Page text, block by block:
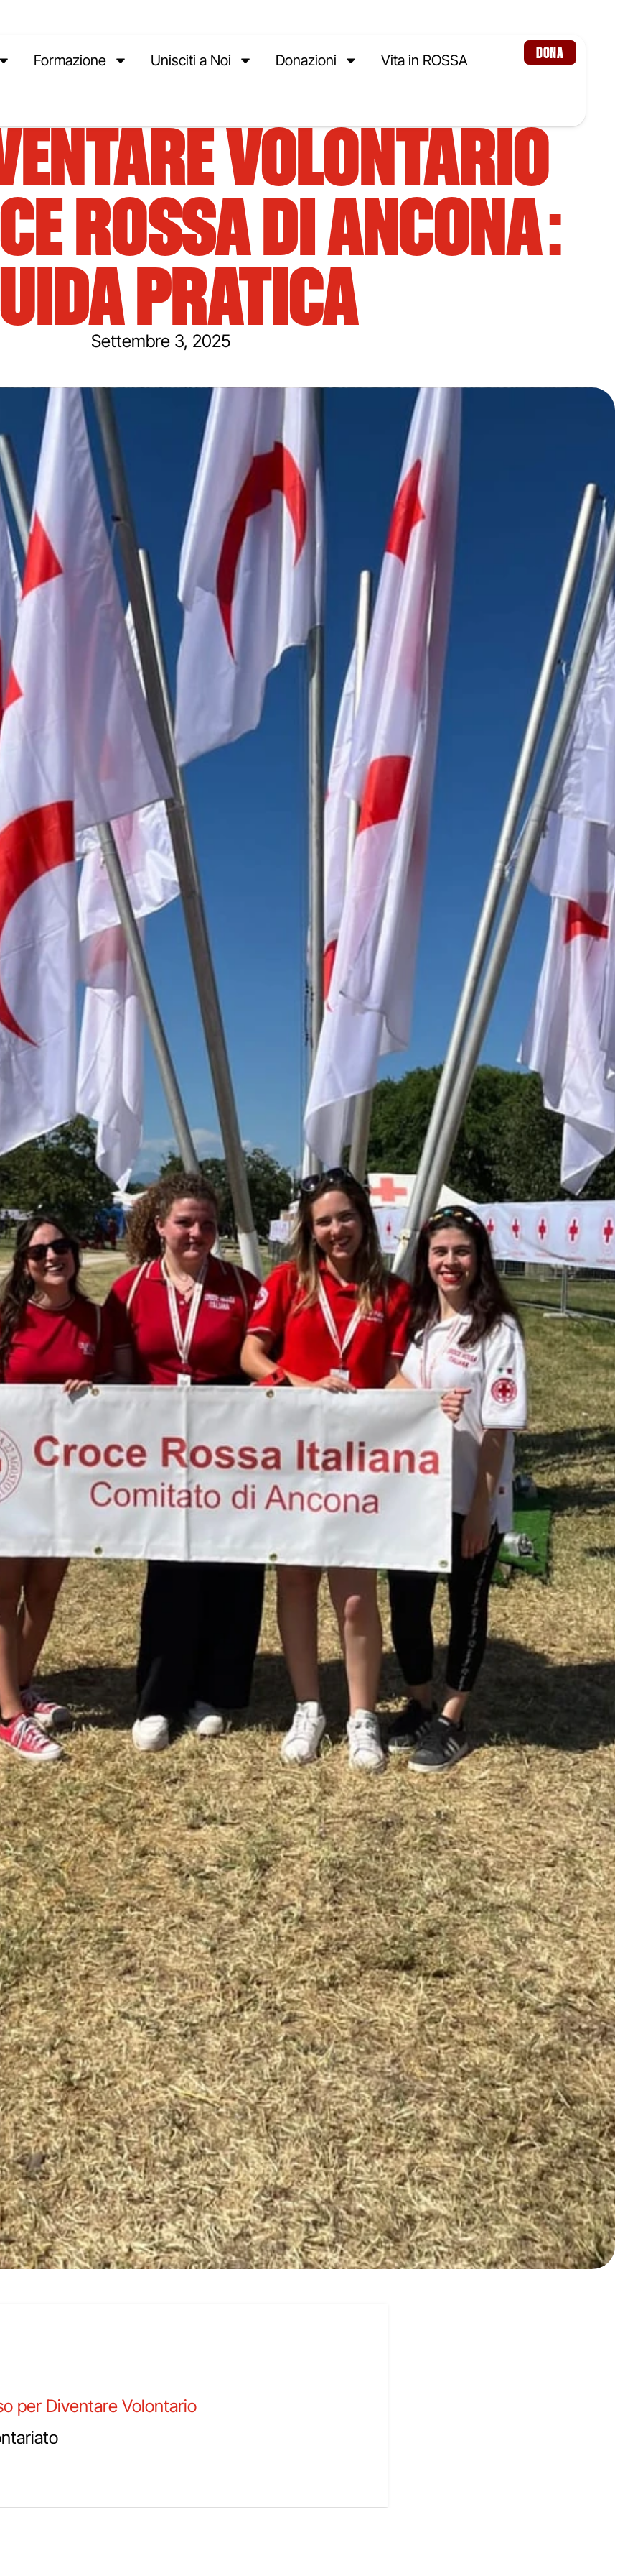
Formazione Unisciti a Noi Donazioni Vita in ROSSA DONA
VOLONTARIO
ROSSA DI ANCONA:
PRATICA
Settembre 3, 2025
per Diventare Volontario